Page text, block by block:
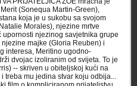
(Sonequa Martin-Green),
koja je u sukobu sa svojom
Morales), njezine mrtve
njezinog savjetnika grupe
majke (Gloria Reuben) i
interesa, Meritino ugodno-
dvojac izoliranim od svijeta. To je
-- skriven u obiteljskoj kući na
treba mu jedina stvar koju odbija...